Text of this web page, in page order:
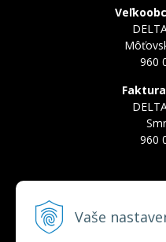
Vaše
960
960
Tel.: